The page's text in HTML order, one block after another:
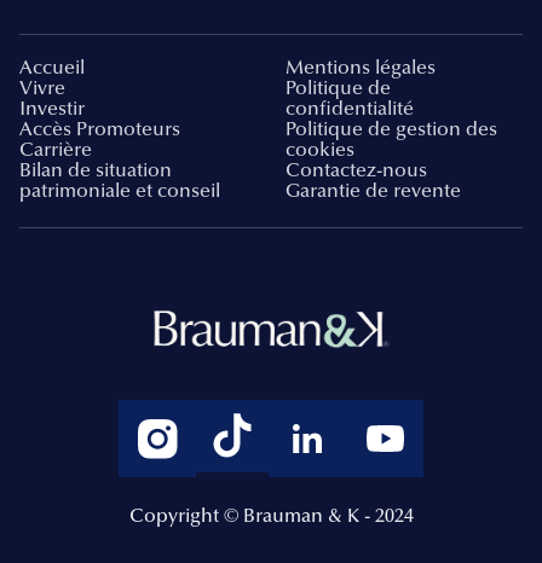
Accueil
Vivre
Investir
Accès Promoteurs
Carrière
Bilan de situation
patrimoniale et conseil
Mentions légales
Politique de
confidentialité
Politique de gestion des
cookies
Contactez-nous
Garantie de revente
Copyright © Brauman & K - 2024